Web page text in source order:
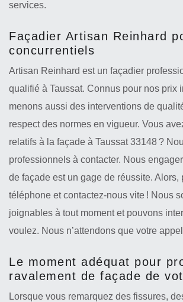
services.
Façadier Artisan Reinhard
concurrentiels
Artisan Reinhard est un façadier
qualifié à Taussat. Connus pour nos prix
menons aussi des interventions de
respect des normes en vigueur. Vous
relatifs à la façade à Taussat 33148 ?
professionnels à contacter. Nous
de façade est un gage de réussite. Alors,
téléphone et contactez-nous vite ! Nous
joignables à tout moment et pouvons
voulez. Nous n’attendons que votre appel
Le moment adéquat pour
ravalement de façade de
Lorsque vous remarquez des fissures,